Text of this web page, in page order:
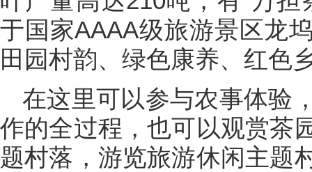
于国家AAAA级旅游景区龙
田园村韵、绿色康养、红色
在这里可以参与农事体验
作的全过程，也可以观赏茶
题村落，游览旅游休闲主题